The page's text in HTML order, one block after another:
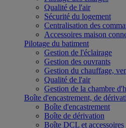
Qualité de l'air
Sécurité du logement
Centralisation des
Accessoires maison
Pilotage du batiment
Gestion de l'éclairage
Gestion des ouvrants
Gestion du chauffage,
Qualité de l'air
Gestion de la chambre
Boîte d'encastrement, de
Boîte d'encastrement
Boîte de dérivation
Boîte DCL et accessoires